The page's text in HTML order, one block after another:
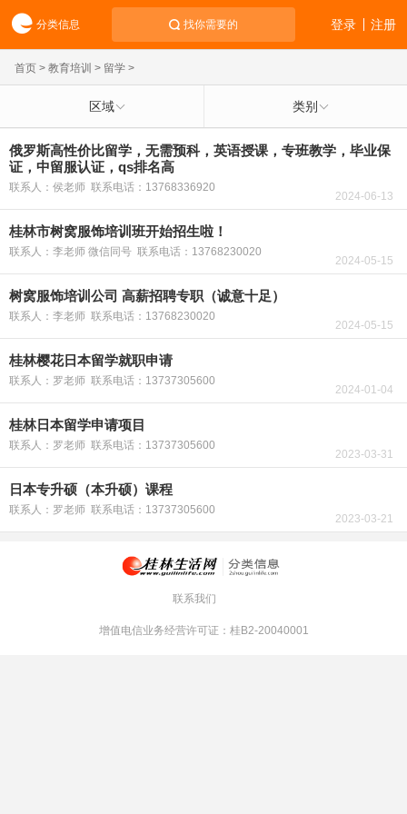
分类信息 找你需要的 注册
登录
首页 > 教育培训 > 留学 >
区域 类别
俄罗斯高性价比留学，无需预科，英语授课，专班教学，毕业保
证，中留服认证，qs排名高
联系人：侯老师 联系电话：13768336920
2024-06-13
桂林市树窝服饰培训班开始招生啦！
联系人：李老师 微信同号 联系电话：13768230020
2024-05-15
树窝服饰培训公司 高薪招聘专职（诚意十足）
联系人：李老师 联系电话：13768230020
2024-05-15
桂林樱花日本留学就职申请
联系人：罗老师 联系电话：13737305600
2024-01-04
桂林日本留学申请项目
联系人：罗老师 联系电话：13737305600
2023-03-31
日本专升硕（本升硕）课程
联系人：罗老师 联系电话：13737305600
2023-03-21
联系我们
增值电信业务经营许可证：桂B2-20040001